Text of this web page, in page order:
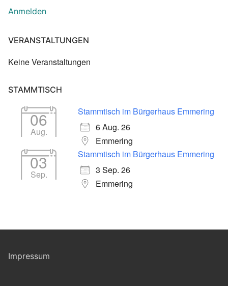
Anmelden
VERANSTALTUNGEN
Keine Veranstaltungen
STAMMTISCH
06
Aug.
Stammtisch im Bürgerhaus Emmering
6 Aug. 26
Emmering
03
Sep.
Stammtisch im Bürgerhaus Emmering
3 Sep. 26
Emmering
Impressum